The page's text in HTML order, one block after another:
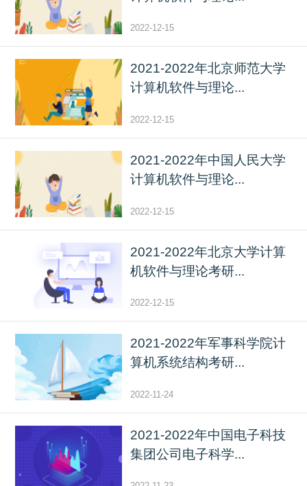
2022-12-15
2021-2022年北京师范大学
计算机软件与理论...
2022-12-15
2021-2022年中国人民大学
计算机软件与理论...
2022-12-15
2021-2022年北京大学计算
机软件与理论考研...
2022-12-15
2021-2022年军事科学院计
算机系统结构考研...
2022-11-24
2021-2022年中国电子科技
集团公司电子科学...